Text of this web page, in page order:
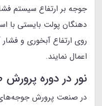
جوجه بر ارتفاع سیستم
دهنگان پولت بایستی با
روی ارتفاع آبخوری و
اعمال نمایند.
نور در دوره
در صنعت پرورش جوجه‌های